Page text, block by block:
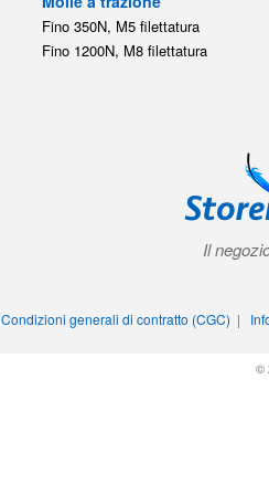
Fino 350N, M5 filettatura
Fino 1200N, M8 filettatura
Il
Condizioni generali di contratto (CGC) |
©